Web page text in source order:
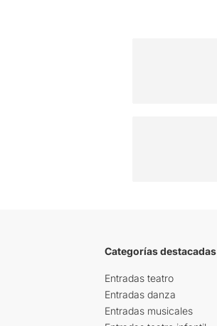
Categorías destacadas
Entradas teatro
Entradas danza
Entradas musicales